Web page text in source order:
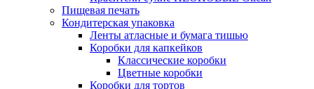
Пищевая печать
Кондитерская упаковка
Ленты атласные и бумага тишью
Коробки для капкейков
Классические коробки
Цветные коробки
Коробки для тортов